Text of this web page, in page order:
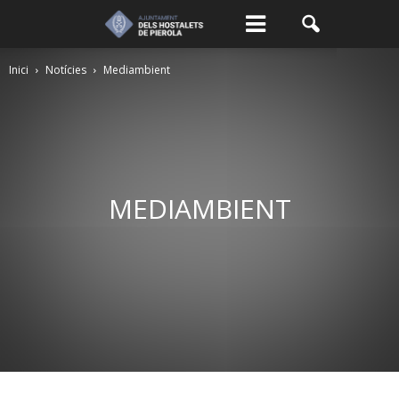
Inici Notícies Mediambient
MEDIAMBIENT